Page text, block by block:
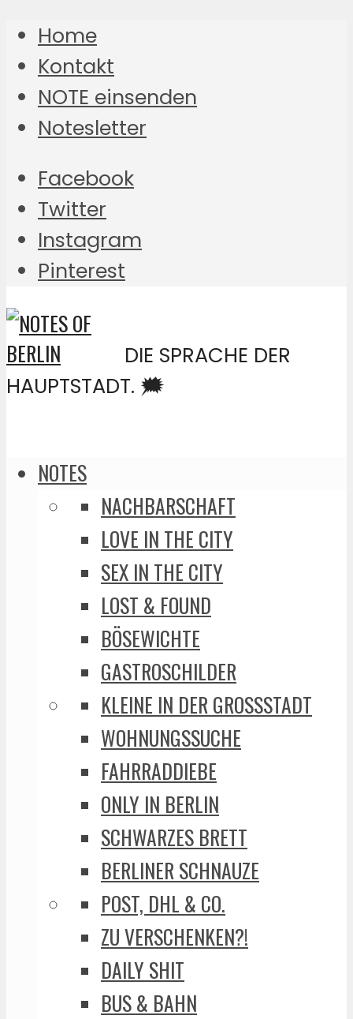
Home
Kontakt
NOTE einsenden
Notesletter
Facebook
Twitter
Instagram
Pinterest
DIE SPRACHE DER
HAUPTSTADT. 🗯️
NOTES
NACHBARSCHAFT
LOVE IN THE CITY
SEX IN THE CITY
LOST & FOUND
BÖSEWICHTE
GASTROSCHILDER
KLEINE IN DER GROSSSTADT
WOHNUNGSSUCHE
FAHRRADDIEBE
ONLY IN BERLIN
SCHWARZES BRETT
BERLINER SCHNAUZE
POST, DHL & CO.
ZU VERSCHENKEN?!
DAILY SHIT
BUS & BAHN